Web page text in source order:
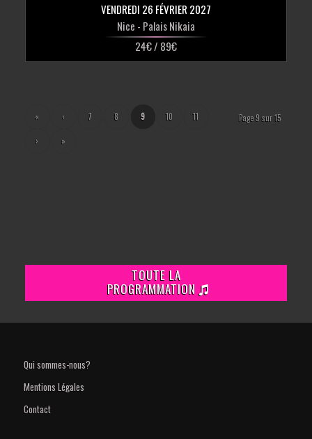
VENDREDI 26 FÉVRIER 2027
Nice - Palais Nikaia
24€ / 89€
Page 9 sur 15
« ‹ 7 8 9 10 11
› »
TOUTE LA
PROGRAMMATION
Qui sommes-nous?
Mentions Légales
Contact